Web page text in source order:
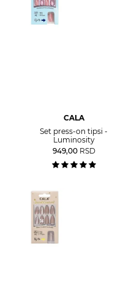
CALA
Set press-on tipsi -
Luminosity
949,00 RSD